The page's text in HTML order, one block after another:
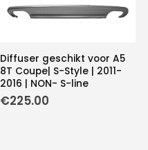
Diffuser geschikt voor A5
8T Coupe| S-Style | 2011-
2016 | NON- S-line
€225.00